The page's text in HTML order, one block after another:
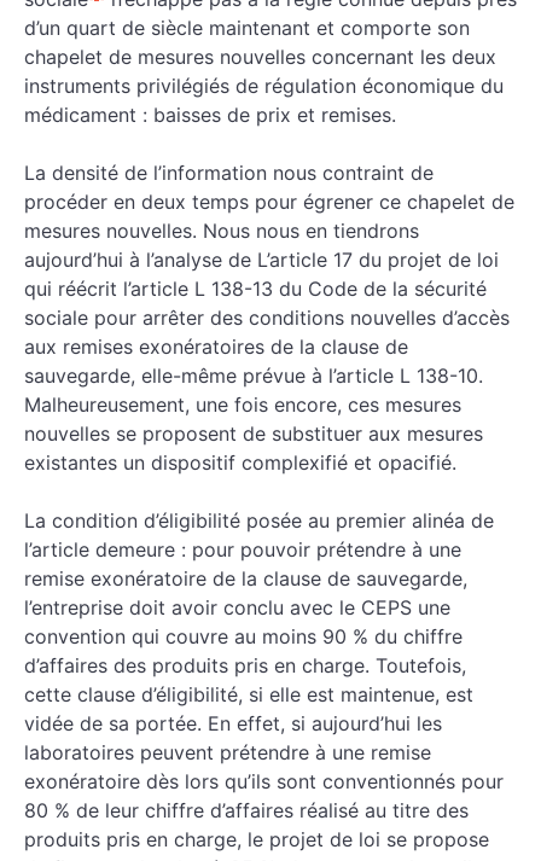
d’un quart de siècle maintenant et comporte son
chapelet de mesures nouvelles concernant les deux
instruments privilégiés de régulation économique du
médicament : baisses de prix et remises.
La densité de l’information nous contraint de
procéder en deux temps pour égrener ce chapelet de
mesures nouvelles. Nous nous en tiendrons
aujourd’hui à l’analyse de L’article 17 du projet de loi
qui réécrit l’article L 138-13 du Code de la sécurité
sociale pour arrêter des conditions nouvelles d’accès
aux remises exonératoires de la clause de
sauvegarde, elle-même prévue à l’article L 138-10.
Malheureusement, une fois encore, ces mesures
nouvelles se proposent de substituer aux mesures
existantes un dispositif complexifié et opacifié.
La condition d’éligibilité posée au premier alinéa de
l’article demeure : pour pouvoir prétendre à une
remise exonératoire de la clause de sauvegarde,
l’entreprise doit avoir conclu avec le CEPS une
convention qui couvre au moins 90 % du chiffre
d’affaires des produits pris en charge. Toutefois,
cette clause d’éligibilité, si elle est maintenue, est
vidée de sa portée. En effet, si aujourd’hui les
laboratoires peuvent prétendre à une remise
exonératoire dès lors qu’ils sont conventionnés pour
80 % de leur chiffre d’affaires réalisé au titre des
produits pris en charge, le projet de loi se propose